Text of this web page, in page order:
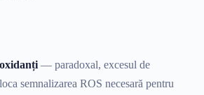
— paradoxal, excesul de
semnalizarea ROS necesară pentru